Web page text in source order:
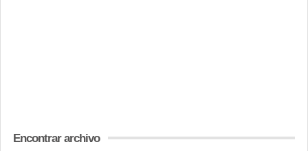
Encontrar archivo